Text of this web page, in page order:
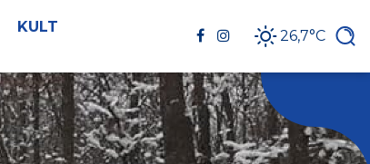
KULT
26,7°C